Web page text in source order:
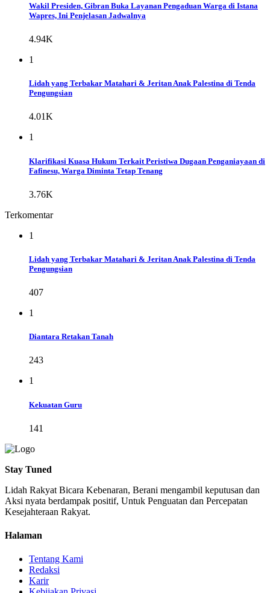
Wakil Presiden, Gibran Buka Layanan Pengaduan Warga di Istana
Wapres, Ini Penjelasan Jadwalnya
4.94K
1
Lidah yang Terbakar Matahari & Jeritan Anak Palestina di Tenda
Pengungsian
4.01K
1
Klarifikasi Kuasa Hukum Terkait Peristiwa Dugaan Penganiayaan di
Fafinesu, Warga Diminta Tetap Tenang
3.76K
Terkomentar
1
Lidah yang Terbakar Matahari & Jeritan Anak Palestina di Tenda
Pengungsian
407
1
Diantara Retakan Tanah
243
1
Kekuatan Guru
141
Stay Tuned
Lidah Rakyat Bicara Kebenaran, Berani mengambil keputusan dan
Aksi nyata berdampak positif, Untuk Penguatan dan Percepatan
Kesejahteraan Rakyat.
Halaman
Tentang Kami
Redaksi
Karir